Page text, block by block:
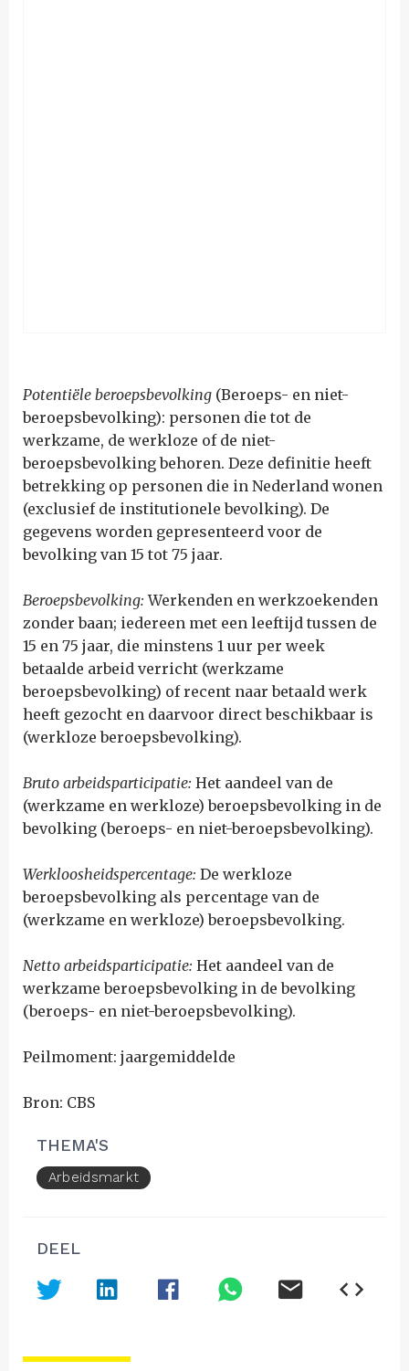
Potentiële beroepsbevolking (Beroeps- en niet-
beroepsbevolking): personen die tot de
werkzame, de werkloze of de niet-
beroepsbevolking behoren. Deze definitie heeft
betrekking op personen die in Nederland wonen
(exclusief de institutionele bevolking). De
gegevens worden gepresenteerd voor de
bevolking van 15 tot 75 jaar.
Beroepsbevolking:Werkenden en werkzoekenden
zonder baan; iedereen met een leeftijd tussen de
15 en 75 jaar, die minstens 1 uur per week
betaalde arbeid verricht (werkzame
beroepsbevolking) of recent naar betaald werk
heeft gezocht en daarvoor direct beschikbaar is
(werkloze beroepsbevolking).
Bruto arbeidsparticipatie: Het aandeel van de
(werkzame en werkloze) beroepsbevolking in de
bevolking (beroeps- en niet-beroepsbevolking).
Werkloosheidspercentage: De werkloze
beroepsbevolking als percentage van de
(werkzame en werkloze) beroepsbevolking.
Netto arbeidsparticipatie: Het aandeel van de
werkzame beroepsbevolking in de bevolking
(beroeps- en niet-beroepsbevolking).
Peilmoment: jaargemiddelde
Bron: CBS
THEMA'S
Arbeidsmarkt
DEEL